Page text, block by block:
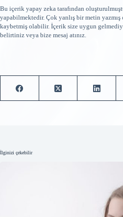
Bu içerik yapay zeka tarafından
yapabilmektedir. Çok yanlış bir metin
kaybetmiş olabilir. İçerik size uygun
belirtiniz veya bize mesaj atınız.
İlginizi çekebilir